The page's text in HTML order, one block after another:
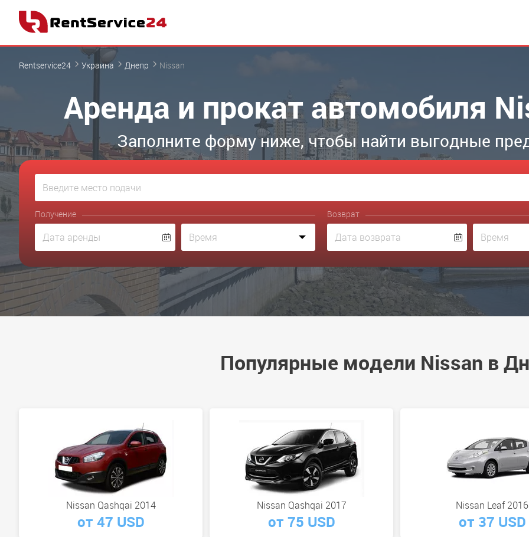
Rentservice24 Украина Днепр Nissan
Аренда и прокат автомобиля
Заполните форму ниже, чтобы найти выгодные
Получение Возврат
Популярные модели Nissan в
Nissan Qashqai 2014
от 47 USD
Nissan Qashqai 2017
от 75 USD
Nissan Leaf 2016
от 37 USD